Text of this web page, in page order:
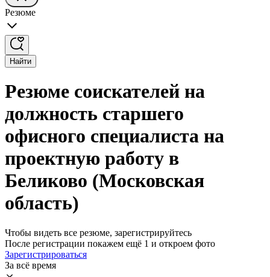
Резюме
Найти
Резюме соискателей на
должность старшего
офисного специалиста на
проектную работу в
Беликово (Московская
область)
Чтобы видеть все резюме, зарегистрируйтесь
После регистрации покажем ещё 1 и откроем фото
Зарегистрироваться
За всё время